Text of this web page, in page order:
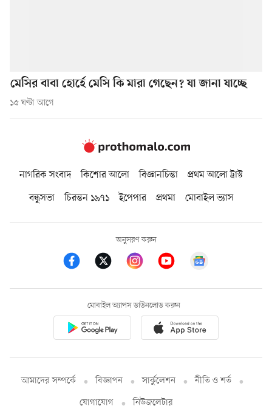
মেসির বাবা হোর্হে মেসি কি মারা গেছেন? যা জানা যাচ্ছে
১৫ ঘণ্টা আগে
নাগরিক সংবাদ কিশোর আলো বিজ্ঞানচিন্তা
প্রথম আলো ট্রাস্ট
বন্ধুসভা
চিরন্তন ১৯৭১ ইপেপার প্রথমা মোবাইল ভ্যাস
অনুসরণ করুন
মোবাইল অ্যাপস ডাউনলোড করুন
আমাদের সম্পর্কে বিজ্ঞাপন সার্কুলেশন
নীতি ও শর্ত
যোগাযোগ
নিউজলেটার